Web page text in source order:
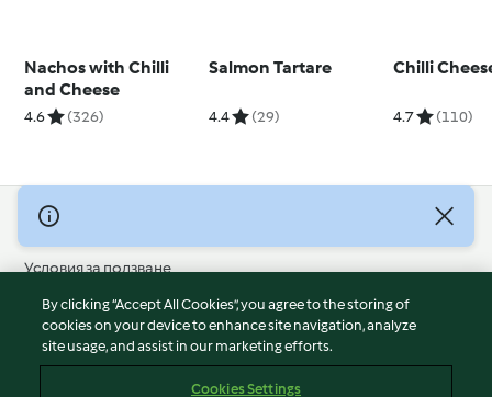
Nachos with Chilli
and Cheese
4.6 (326)
Salmon Tartare
4.4 (29)
Chilli
4.7 (110)
© Авторско право 2026
Условия за ползване
Политика за поверителност
Отказ от отговорност
Политика за поверителност
By clicking “Accept All Cookies”, you agree to the storing of
cookies on your device to enhance site navigation, analyze
site usage, and assist in our marketing efforts.
Cookies Settings